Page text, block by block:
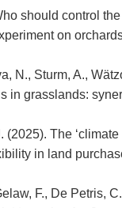
should control
on
N., Sturm, A.,
in grasslands:
The
in land
F., De Petris,